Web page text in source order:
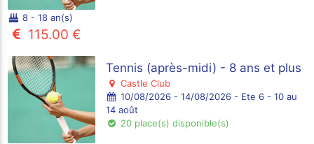
8 - 18 an(s)
115.00 €
Tennis (après-midi) - 8 ans et plus
Castle Club
10/08/2026 - 14/08/2026 - Ete 6 - 10 au
14 août
20 place(s) disponible(s)